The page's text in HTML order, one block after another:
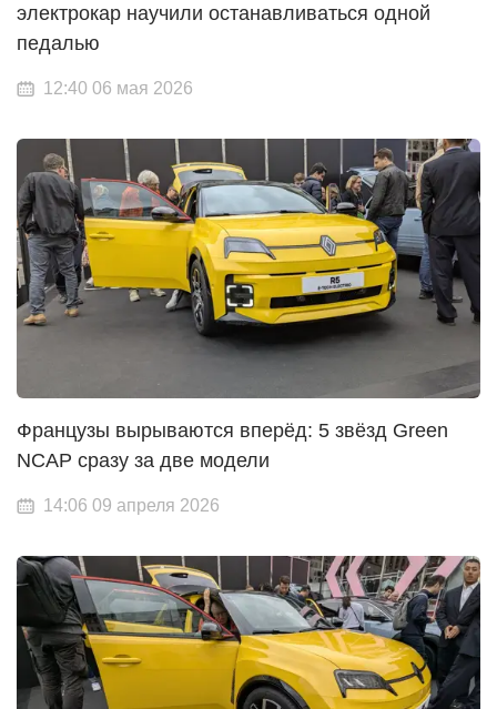
электрокар научили останавливаться одной
педалью
12:40 06 мая 2026
Французы вырываются вперёд: 5 звёзд Green
NCAP сразу за две модели
14:06 09 апреля 2026